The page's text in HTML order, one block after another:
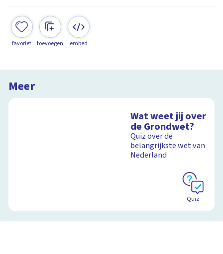
favoriet toevoegen embed
Meer
Wat weet jij over
de Grondwet?
Quiz over de
belangrijkste wet van
Nederland
Quiz